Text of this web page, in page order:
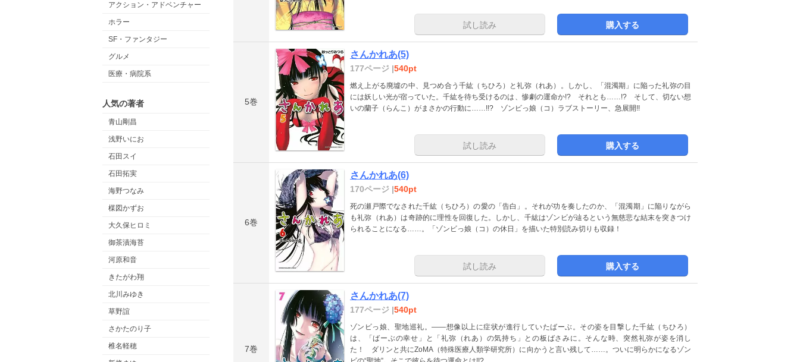
アクション・アドベンチャー
ホラー
SF・ファンタジー
グルメ
医療・病院系
人気の著者
青山剛昌
浅野いにお
石田スイ
石田拓実
海野つなみ
楳図かずお
大久保ヒロミ
御茶漬海苔
河原和音
きたがわ翔
北川みゆき
草野誼
さかたのり子
椎名軽穂
試し読み 購入する
5巻
さんかれあ(5)
177ページ |540pt
燃え上がる廃墟の中、見つめ合う千紘（ちひろ）と礼弥（れあ）。しかし、「混濁期」に陥った礼弥の目
には妖しい光が宿っていた。千紘を待ち受けるのは、惨劇の運命か!? それとも……!? そして、切ない想
いの蘭子（らんこ）がまさかの行動に……!!? ゾンビっ娘（コ）ラブストーリー、急展開!!
試し読み 購入する
6巻
さんかれあ(6)
170ページ |540pt
死の瀬戸際でなされた千紘（ちひろ）の愛の「告白」。それが功を奏したのか、「混濁期」に陥りながら
も礼弥（れあ）は奇跡的に理性を回復した。しかし、千紘はゾンビが辿るという無慈悲な結末を突きつけ
られることになる……。「ゾンビっ娘（コ）の休日」を描いた特別読み切りも収録！
試し読み 購入する
7巻
さんかれあ(7)
177ページ |540pt
ゾンビっ娘、聖地巡礼。――想像以上に症状が進行していたばーぶ。その姿を目撃した千紘（ちひろ）
は、「ばーぶの幸せ」と「礼弥（れあ）の気持ち」との板ばさみに。そんな時、突然礼弥が姿を消し
た！ ダリンと共にZoMA（特殊医療人類学研究所）に向かうと言い残して……。ついに明らかになるゾン